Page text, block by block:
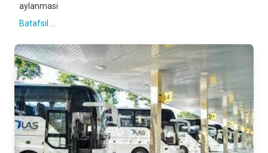
aylanmasi
Batafsil ...